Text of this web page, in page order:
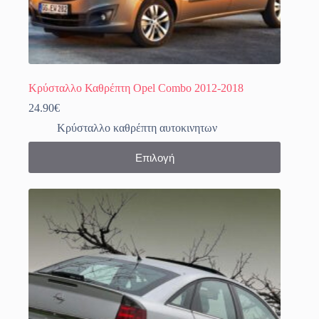
Κρύσταλλο Καθρέπτη Opel Combo 2012-2018
24.90€
Κρύσταλλο καθρέπτη αυτοκινητων
Επιλογή
Αυτό
προϊόν
έχει
παραλλαγές.
επιλογές
επιλεγούν
στη
σελίδα
του